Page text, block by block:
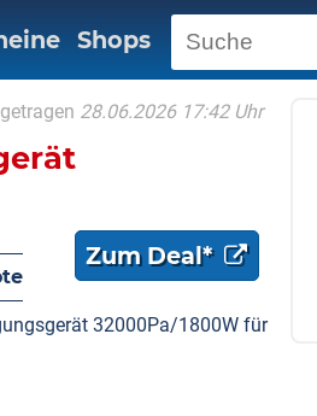
Shops
28.06.2026 17:42 Uhr
Zum Deal*
32000Pa/1800W für